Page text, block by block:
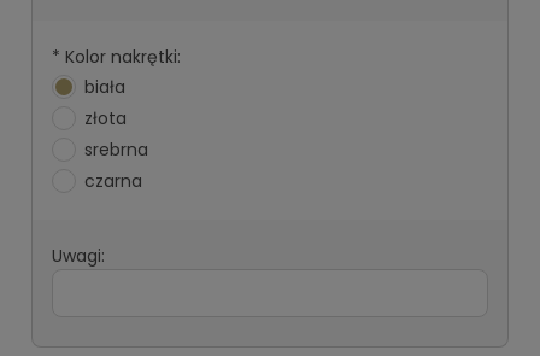
* Kolor nakrętki:
biała
złota
srebrna
czarna
Uwagi: